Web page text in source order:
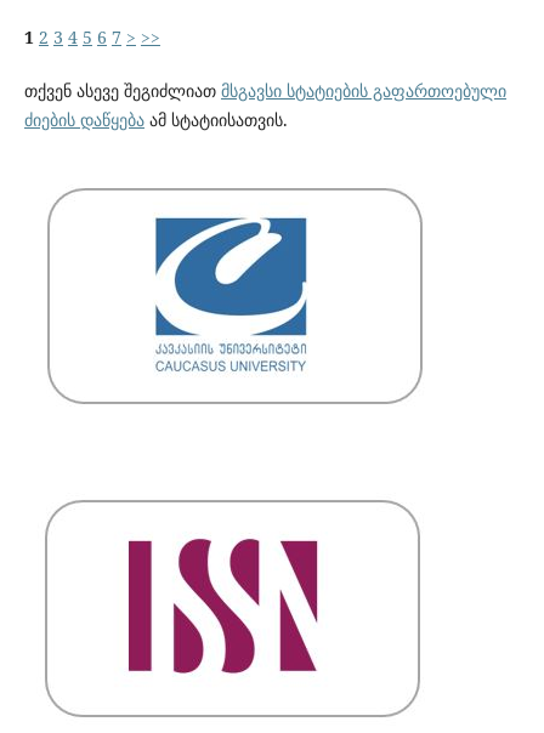
1 2 3 4 5 6 7 > >>
თქვენ ასევე შეგიძლიათ მსგავსი სტატიების გაფართოებული
ძიების დაწყებაამ სტატიისათვის.